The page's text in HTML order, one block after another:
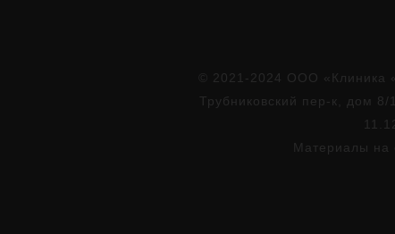
© 2021-2024 ООО «Клиника
Трубниковский пер-к, дом
Материалы на